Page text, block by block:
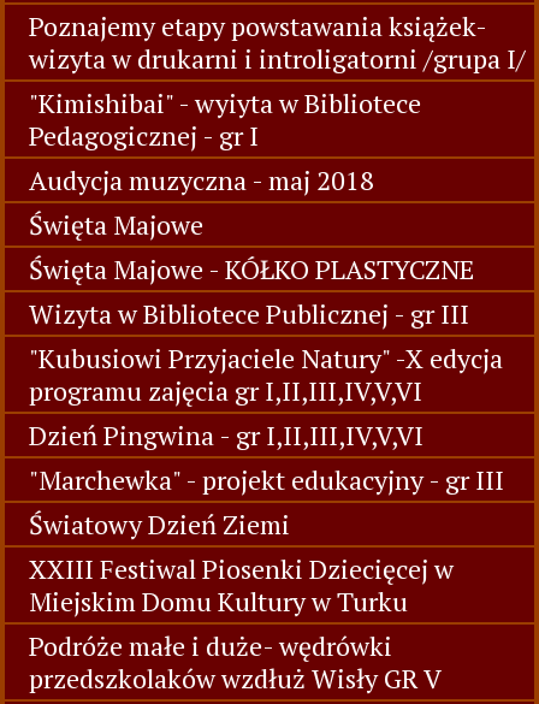
Poznajemy etapy powstawania książek-
wizyta w drukarni i introligatorni /grupa I/
"Kimishibai" - wyiyta w Bibliotece
Pedagogicznej - gr I
Audycja muzyczna - maj 2018
Święta Majowe
Święta Majowe - KÓŁKO PLASTYCZNE
Wizyta w Bibliotece Publicznej - gr III
"Kubusiowi Przyjaciele Natury" -X edycja
programu zajęcia gr I,II,III,IV,V,VI
Dzień Pingwina - gr I,II,III,IV,V,VI
"Marchewka" - projekt edukacyjny - gr III
Światowy Dzień Ziemi
XXIII Festiwal Piosenki Dziecięcej w
Miejskim Domu Kultury w Turku
Podróże małe i duże- wędrówki
przedszkolaków wzdłuż Wisły GR V